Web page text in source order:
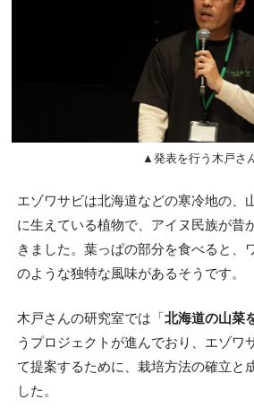
▲発表を行う木戸さ
エゾワサビは北海道などの寒冷地の、
に生えている植物で、アイヌ民族が昔
きました。葉っぱの部分を食べると、
のような独特な風味があるそうです。
木戸さんの研究室では「北海道の山菜
うプロジェクトが進んでおり、エゾワ
て提案するために、栽培方法の確立と
した。